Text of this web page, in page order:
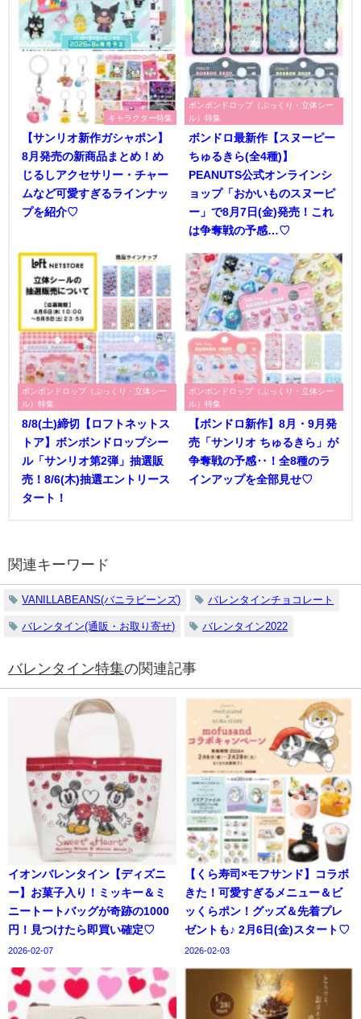
キャラクター特集
【サンリオ新作ガシャポン】
8月発売の新商品まとめ！め
じるしアクセサリー・チャー
ムなど可愛すぎるラインナッ
プを紹介♡
ボンボンドロップ（ぷっくり・立体シー
ル）特集
ボンドロ最新作【スヌーピー
ちゅるきら(全4種)】
PEANUTS公式オンラインシ
ョップ「おかいものスヌーピ
ー」で8月7日(金)発売！これ
は争奪戦の予感…♡
ボンボンドロップ（ぷっくり・立体シー
ル）特集
8/8(土)締切【ロフトネットス
トア】ボンボンドロップシー
ル「サンリオ第2弾」抽選販
売！8/6(木)抽選エントリース
タート！
ボンボンドロップ（ぷっくり・立体シー
ル）特集
【ボンドロ新作】8月・9月発
売「サンリオ ちゅるきら」が
争奪戦の予感‥！全8種のラ
インアップを全部見せ♡
関連キーワード
VANILLABEANS(バニラビーンズ) バレンタインチョコレート
バレンタイン(通販・お取り寄せ) バレンタイン2022
バレンタイン特集の関連記事
イオンバレンタイン【ディズニ
ー】お菓子入り！ミッキー＆ミ
ニートートバッグが奇跡の1000
円！見つけたら即買い確定♡
2026-02-07
【くら寿司×モフサンド】コラボ
きた！可愛すぎるメニュー＆ビ
ッくらポン！グッズ＆先着プレ
ゼントも♪ 2月6日(金)スタート♡
2026-02-03